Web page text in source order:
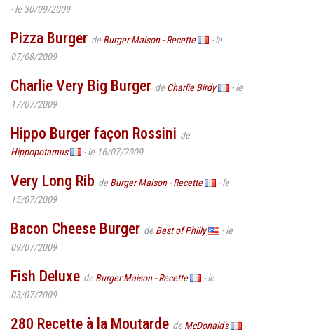
- le 30/09/2009
Pizza Burger de Burger Maison - Recette
- le
07/08/2009
Charlie Very Big Burger de Charlie Birdy
- le
17/07/2009
Hippo Burger façon Rossini de
Hippopotamus
- le 16/07/2009
Very Long Rib de Burger Maison - Recette
- le
15/07/2009
Bacon Cheese Burger de Best of Philly
- le
09/07/2009
Fish Deluxe de Burger Maison - Recette
- le
03/07/2009
280 Recette à la Moutarde de McDonald's
-